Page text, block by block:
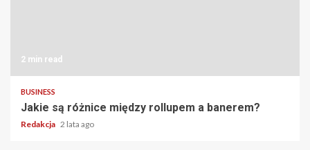
2 min read
BUSINESS
Jakie są różnice między rollupem a banerem?
Redakcja 2 lata ago